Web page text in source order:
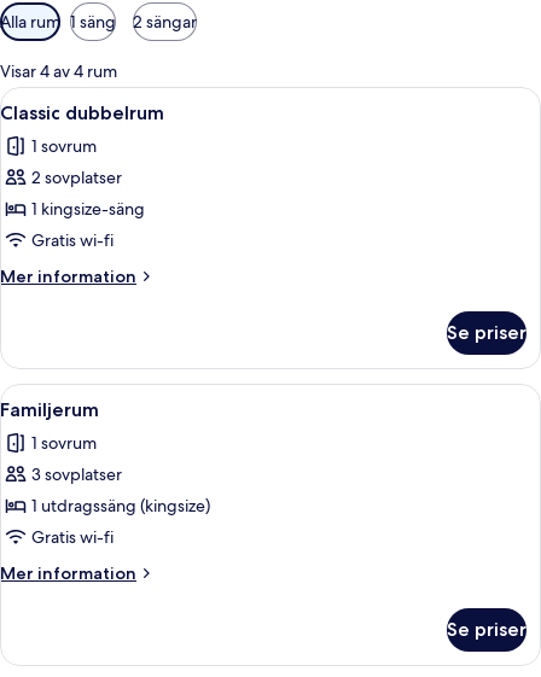
Tillgängliga
filter
för
rum
Alla rum 1 säng 2 sängar
Visar 4 av 4 rum
Öppna
alla
foton
för
Classic
dubbelrum
En säng med en sänggavel i trä, vita
6
Classic dubbelrum
1 sovrum
2 sovplatser
1 kingsize-säng
Gratis wi-fi
Mer information
Mer
dubbelrum
Se priser
Öppna
alla
foton
för
Familjerum
En snyggt bäddad säng med en
6
Familjerum
1 sovrum
3 sovplatser
1 utdragssäng (kingsize)
Gratis wi-fi
Mer information
Mer
Se priser